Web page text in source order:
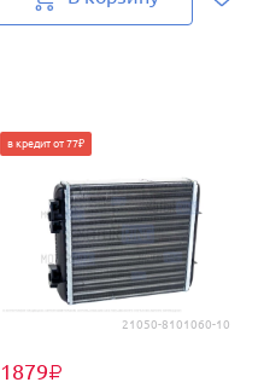
21050-8101060-10
1879₽
в кредит от 77₽